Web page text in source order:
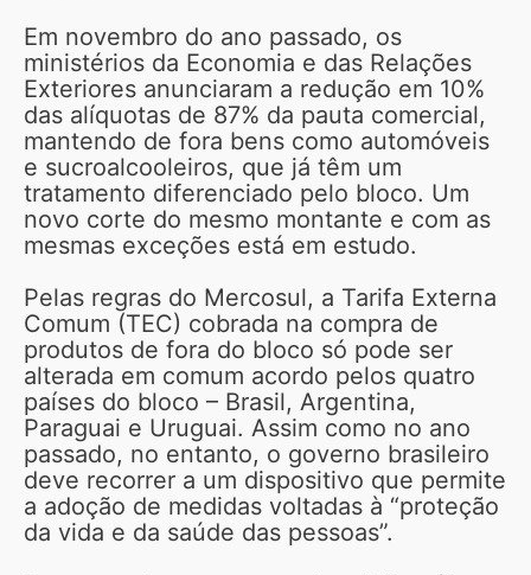
Em novembro do ano passado, os
ministérios da Economia e das Relações
Exteriores anunciaram a redução em 10%
das alíquotas de 87% da pauta comercial,
mantendo de fora bens como automóveis
e sucroalcooleiros, que já têm um
tratamento diferenciado pelo bloco. Um
novo corte do mesmo montante e com as
mesmas exceções está em estudo.
Pelas regras do Mercosul, a Tarifa Externa
Comum (TEC) cobrada na compra de
produtos de fora do bloco só pode ser
alterada em comum acordo pelos quatro
países do bloco – Brasil, Argentina,
Paraguai e Uruguai. Assim como no ano
passado, no entanto, o governo brasileiro
deve recorrer a um dispositivo que permite
a adoção de medidas voltadas à “proteção
da vida e da saúde das pessoas”.